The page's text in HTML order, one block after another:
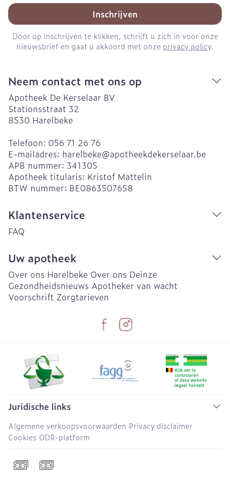
Inschrijven
Door op inschrijven te klikken, schrijft u zich in voor onze
nieuwsbrief en gaat u akkoord met onze privacy policy.
Neem contact met ons op
Apotheek De Kerselaar BV
Stationsstraat 32
8530 Harelbeke
Telefoon: 056 71 26 76
E-mailadres: harelbeke@apotheekdekerselaar.be
APB nummer: 341305
Apotheek titularis: Kristof Mattelin
BTW nummer: BE0863507658
Klantenservice
FAQ
Uw apotheek
Over ons Harelbeke Over ons Deinze
Gezondheidsnieuws Apotheker van wacht
Voorschrift Zorgtarieven
Juridische links
Algemene verkoopsvoorwaarden Privacy disclaimer
Cookies ODR-platform